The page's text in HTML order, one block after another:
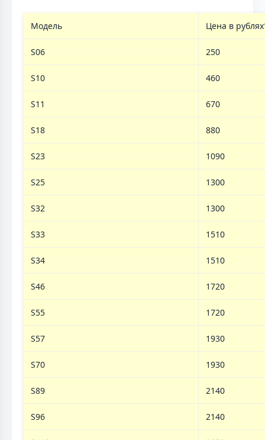
Модель Цена в
S06 250
S10 460
S11 670
S18 880
S23 1090
S25 1300
S32 1300
S33 1510
S34 1510
S46 1720
S55 1720
S57 1930
S70 1930
S89 2140
S96 2140